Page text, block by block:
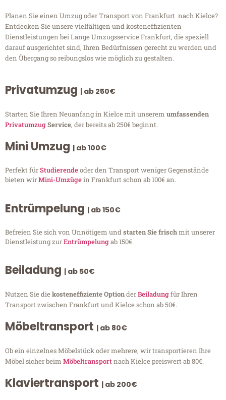
Planen Sie einen Umzug oder Transport von Frankfurt nach Kielce?
Entdecken Sie unsere vielfältigen und kosteneffizienten
Dienstleistungen bei Lange Umzugsservice Frankfurt, die speziell
darauf ausgerichtet sind, Ihren Bedürfnissen gerecht zu werden und
den Übergang so reibungslos wie möglich zu gestalten.
Privatumzug | ab 250€
Starten Sie Ihren Neuanfang in Kielce mit unserem umfassenden
PrivatumzugService, der bereits ab 250€ beginnt.
Mini Umzug | ab 100€
Perfekt fürStudierendeoder den Transport weniger Gegenstände
bieten wirMini-Umzügein Frankfurt schon ab 100€ an.
Entrümpelung | ab 150€
Befreien Sie sich von Unnötigem undstarten Sie frischmit unserer
Dienstleistung zurEntrümpelungab 150€.
Beiladung | ab 50€
Nutzen Sie diekosteneffiziente OptionderBeiladungfür Ihren
Transport zwischen Frankfurt und Kielce schon ab 50€.
Möbeltransport | ab 80€
Ob ein einzelnes Möbelstück oder mehrere, wir transportieren Ihre
Möbel sicher beim Möbeltransportnach Kielce preiswert ab 80€.
Klaviertransport | ab 200€